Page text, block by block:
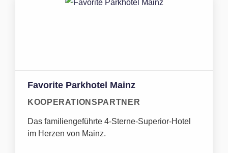
Favorite Parkhotel Mainz
KOOPERATIONSPARTNER
Das familiengeführte 4-Sterne-Superior-Hotel
im Herzen von Mainz.